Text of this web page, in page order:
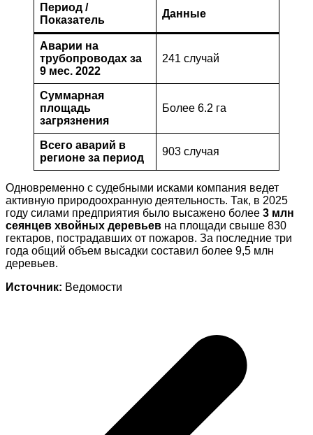
Период /
Показатель
Данные
Аварии на
трубопроводах за
9 мес. 2022
241 случай
Суммарная
площадь
загрязнения
Более 6.2 га
Всего аварий в
регионе за период
903 случая
Одновременно с судебными исками компания ведет
активную природоохранную деятельность. Так, в 2025
году силами предприятия было высажено более 3 млн
сеянцев хвойных деревьев на площади свыше 830
гектаров, пострадавших от пожаров. За последние три
года общий объем высадки составил более 9,5 млн
деревьев.
Источник: Ведомости